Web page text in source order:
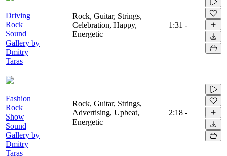
Driving
Rock
Sound
Gallery by
Dmitry
Taras
Rock, Guitar, Strings,
Celebration, Happy,
Energetic
1:31 -
Fashion
Rock
Show
Sound
Gallery by
Dmitry
Taras
Rock, Guitar, Strings,
Advertising, Upbeat,
Energetic
2:18 -